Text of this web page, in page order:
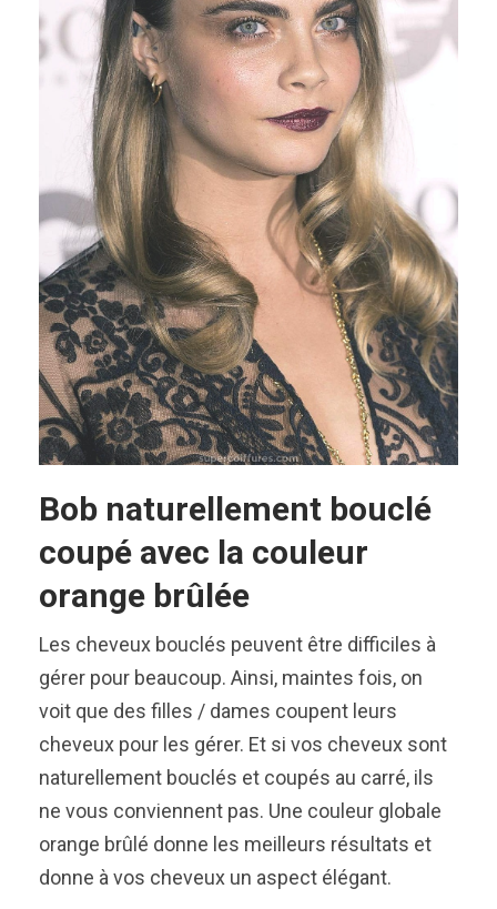
Bob naturellement bouclé
coupé avec la couleur
orange brûlée
Les cheveux bouclés peuvent être difficiles à
gérer pour beaucoup. Ainsi, maintes fois, on
voit que des filles / dames coupent leurs
cheveux pour les gérer. Et si vos cheveux sont
naturellement bouclés et coupés au carré, ils
ne vous conviennent pas. Une couleur globale
orange brûlé donne les meilleurs résultats et
donne à vos cheveux un aspect élégant.